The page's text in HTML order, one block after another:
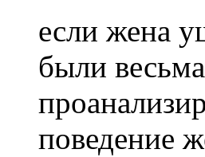
если жена
были
поведение